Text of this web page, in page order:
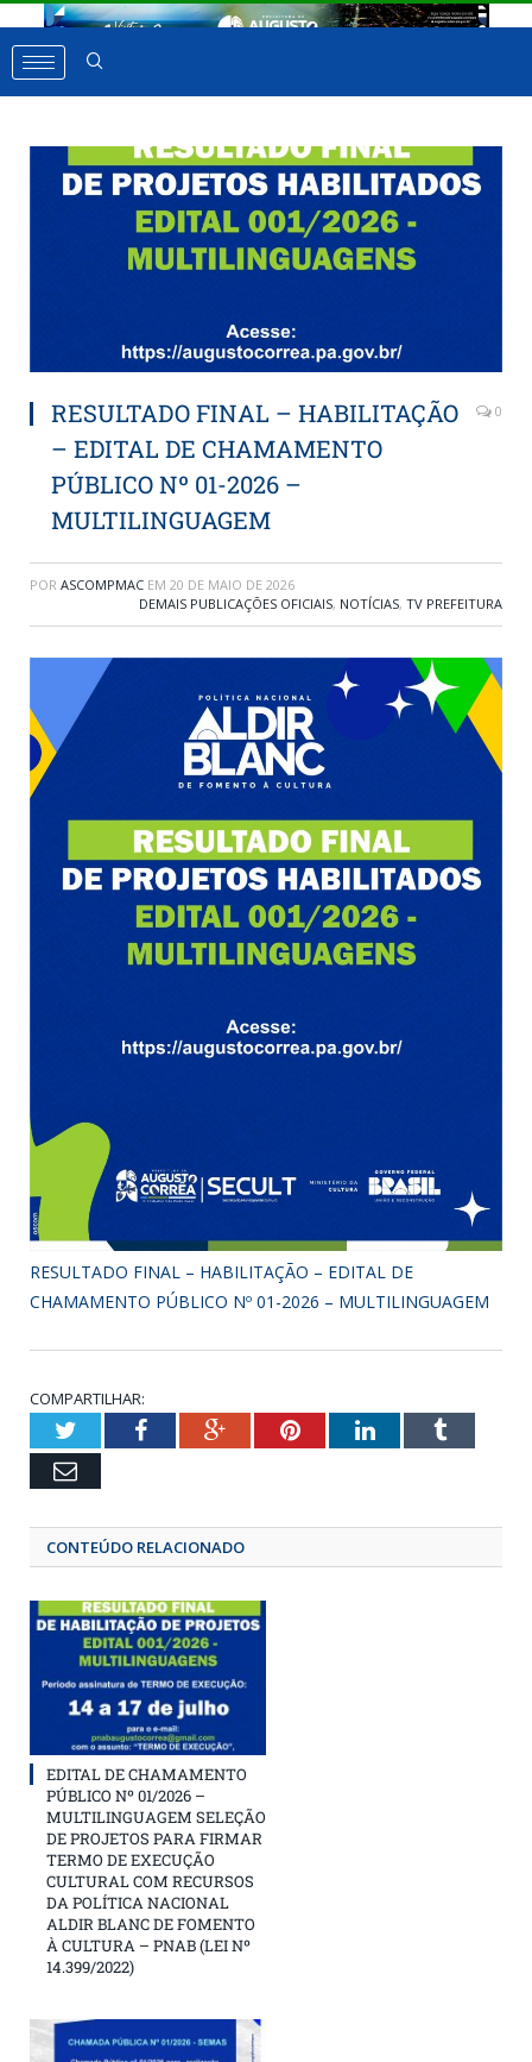
RESULTADO FINAL – HABILITAÇÃO
– EDITAL DE CHAMAMENTO
PÚBLICO Nº 01-2026 –
MULTILINGUAGEM
0
POR ASCOMPMAC EM 20 DE MAIO DE 2026
DEMAIS PUBLICAÇÕES OFICIAIS, NOTÍCIAS, TV PREFEITURA
RESULTADO FINAL – HABILITAÇÃO – EDITAL DE
CHAMAMENTO PÚBLICO Nº 01-2026 – MULTILINGUAGEM
COMPARTILHAR:
TwitterFacebookGoogle+Pinterest
LinkedIn
Email
CONTEÚDO RELACIONADO
EDITAL DE CHAMAMENTO
PÚBLICO Nº 01/2026 –
MULTILINGUAGEM SELEÇÃO
DE PROJETOS PARA FIRMAR
TERMO DE EXECUÇÃO
CULTURAL COM RECURSOS
DA POLÍTICA NACIONAL
ALDIR BLANC DE FOMENTO
À CULTURA – PNAB (LEI Nº
14.399/2022)